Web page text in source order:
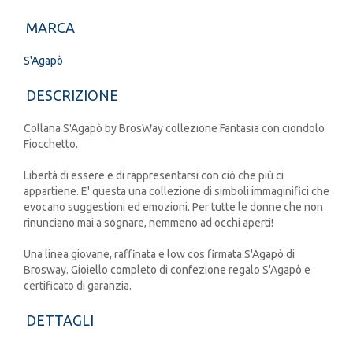
MARCA
S'Agapò
DESCRIZIONE
Collana S'Agapò by BrosWay collezione Fantasia con ciondolo
Fiocchetto.
Libertà di essere e di rappresentarsi con ciò che più ci
appartiene. E' questa una collezione di simboli immaginifici che
evocano suggestioni ed emozioni. Per tutte le donne che non
rinunciano mai a sognare, nemmeno ad occhi aperti!
Una linea giovane, raffinata e low cos firmata S'Agapò di
Brosway. Gioiello completo di confezione regalo S'Agapò e
certificato di garanzia.
DETTAGLI